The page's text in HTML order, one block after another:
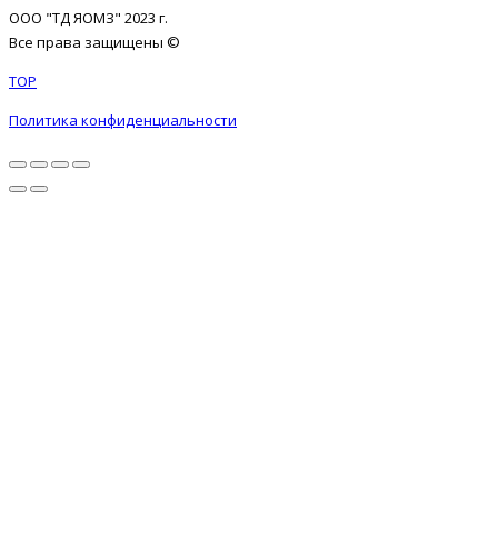
ООО "ТД ЯОМЗ" 2023 г.
Все права защищены ©
TOP
Политика конфиденциальности